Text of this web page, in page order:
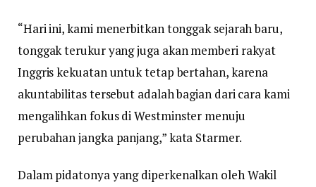
“Hari ini, kami menerbitkan tonggak sejarah baru,
tonggak terukur yang juga akan memberi rakyat
Inggris kekuatan untuk tetap bertahan, karena
akuntabilitas tersebut adalah bagian dari cara kami
mengalihkan fokus di Westminster menuju
perubahan jangka panjang,” kata Starmer.
Dalam pidatonya yang diperkenalkan oleh Wakil